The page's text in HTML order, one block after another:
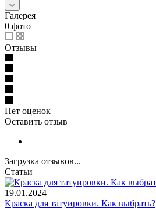
Галерея
0 фото —
Отзывы
Нет оценок
Оставить отзыв
Загрузка отзывов...
Статьи
19.01.2024
Краска для татуировки. Как выбрать?